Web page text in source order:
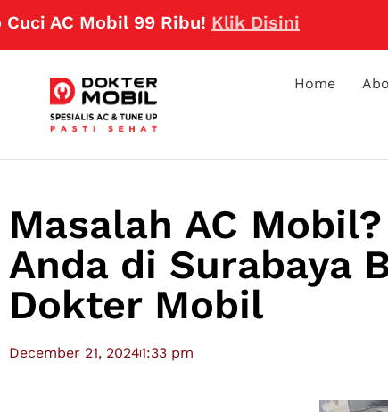
Mobil 99 Ribu! Klik Disini
Home
Masalah AC
Anda di Surabaya
Dokter Mobil
December 21, 20241:33 pm